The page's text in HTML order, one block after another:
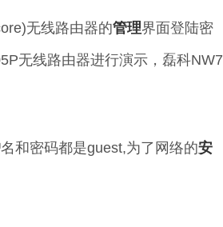
无线路由器的管理界面登陆密
无线路由器进行演示，磊科NW7
名和密码都是guest,为了网络的安